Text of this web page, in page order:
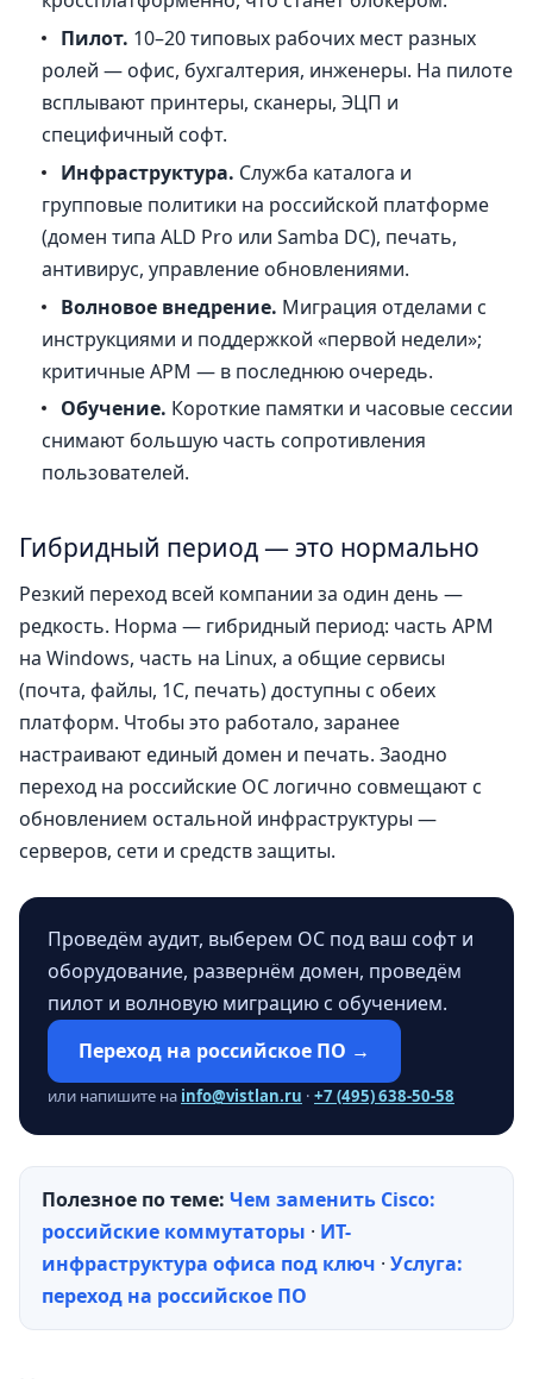
Пилот. 10–20 типовых рабочих мест разных
ролей — офис, бухгалтерия, инженеры. На пилоте
всплывают принтеры, сканеры, ЭЦП и
специфичный софт.
Инфраструктура. Служба каталога и
групповые политики на российской платформе
(домен типа ALD Pro или Samba DC), печать,
антивирус, управление обновлениями.
Волновое внедрение. Миграция отделами с
инструкциями и поддержкой «первой недели»;
критичные АРМ — в последнюю очередь.
Обучение. Короткие памятки и часовые сессии
снимают большую часть сопротивления
пользователей.
Гибридный период — это нормально
Резкий переход всей компании за один день —
редкость. Норма — гибридный период: часть АРМ
на Windows, часть на Linux, а общие сервисы
(почта, файлы, 1С, печать) доступны с обеих
платформ. Чтобы это работало, заранее
настраивают единый домен и печать. Заодно
переход на российские ОС логично совмещают с
обновлением остальной инфраструктуры —
серверов, сети и средств защиты.
Проведём аудит, выберем ОС под ваш софт и
оборудование, развернём домен, проведём
пилот и волновую миграцию с обучением.
Переход на российское ПО →
или напишите на info@vistlan.ru · +7 (495) 638-50-58
Полезное по теме: Чем заменить Cisco:
российские коммутаторы · ИТ-
инфраструктура офиса под ключ · Услуга:
переход на российское ПО